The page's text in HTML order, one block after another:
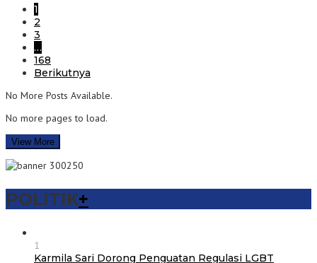
1
2
3
…
168
Berikutnya
No More Posts Available.
No more pages to load.
View More
POLITIK+
1
Karmila Sari Dorong Penguatan Regulasi LGBT